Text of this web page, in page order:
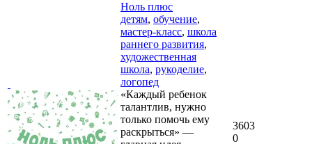
Ноль плюс
детям, обучение,
мастер-класс, школа
раннего развития,
художественная
школа, рукоделие,
логопед
«Каждый ребенок
талантлив, нужно
только помочь ему
раскрыться» —
3603
0